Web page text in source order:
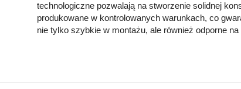
technologiczne pozwalają na stworzenie solidnej
produkowane w kontrolowanych warunkach, co
nie tylko szybkie w montażu, ale również odporne